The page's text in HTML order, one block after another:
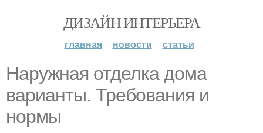
ДИЗАЙН ИНТЕРЬЕРА
главная новости статьи
Наружная отделка дома
варианты. Требования и
нормы